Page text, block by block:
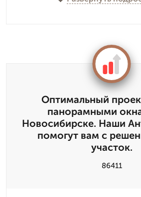
Оптимальный
панорамными
Новосибирске. Наши
помогут вам с
участок.
86411